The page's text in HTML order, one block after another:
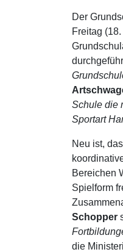
Der
Freitag
Schule die
Sportart
Neu ist,
Bereichen
Spielform
Schopper
die